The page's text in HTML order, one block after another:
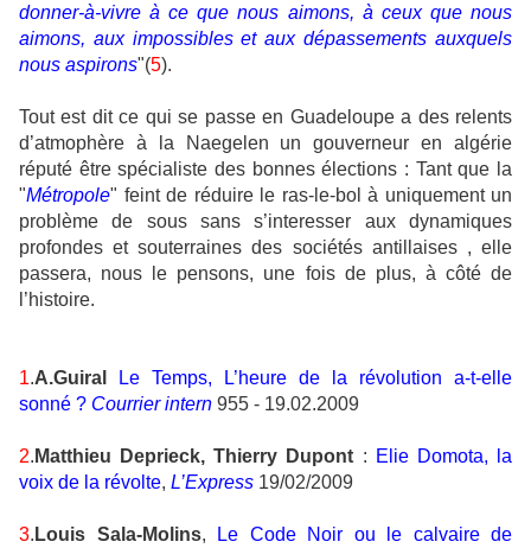
donner-à-vivre à ce que nous aimons, à ceux que nous
aimons, aux impossibles et aux dépassements auxquels
nous aspirons"(5).
Tout est dit ce qui se passe en Guadeloupe a des relents
d’atmophère à la Naegelen un gouverneur en algérie
réputé être spécialiste des bonnes élections : Tant que la
"Métropole" feint de réduire le ras-le-bol à uniquement un
problème de sous sans s’interesser aux dynamiques
profondes et souterraines des sociétés antillaises , elle
passera, nous le pensons, une fois de plus, à côté de
l’histoire.
1.A.Guiral
Le Temps, L’heure de la révolution a-t-elle
sonné ? Courrier intern 955 - 19.02.2009
2. Matthieu Deprieck, Thierry Dupont : Elie Domota, la
voix de la révolte, L’Express 19/02/2009
3. Louis Sala-Molins,
Le Code Noir ou le calvaire de